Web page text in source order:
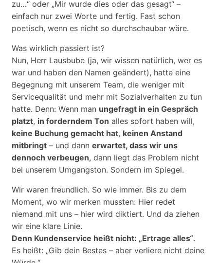
zu…“ oder „Mir wurde dies oder das gesagt“ –
einfach nur zwei Worte und fertig. Fast schon
poetisch, wenn es nicht so durchschaubar wäre.
Was wirklich passiert ist?
Nun, Herr Lausbube (ja, wir wissen natürlich, wer es
war und haben den Namen geändert), hatte eine
Begegnung mit unserem Team, die weniger mit
Servicequalität und mehr mit Sozialverhalten zu tun
hatte. Denn: Wenn man ungefragt in ein Gespräch
platzt, in forderndem Ton alles sofort haben will,
keine Buchung gemacht hat, keinen Anstand
mitbringt – und dann erwartet, dass wir uns
dennoch verbeugen, dann liegt das Problem nicht
bei unserem Umgangston. Sondern im Spiegel.
Wir waren freundlich. So wie immer. Bis zu dem
Moment, wo wir merken mussten: Hier redet
niemand mit uns – hier wird diktiert. Und da ziehen
wir eine klare Linie.
Denn Kundenservice heißt nicht: „Ertrage alles“.
Es heißt: „Gib dein Bestes – aber verliere nicht deine